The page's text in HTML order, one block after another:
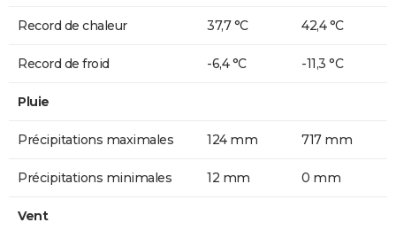
Record de chaleur 37,7 °C 42,4 °C
Record de froid -6,4 °C -11,3 °C
Pluie
Précipitations maximales 124 mm 717 mm
Précipitations minimales 12 mm 0 mm
Vent